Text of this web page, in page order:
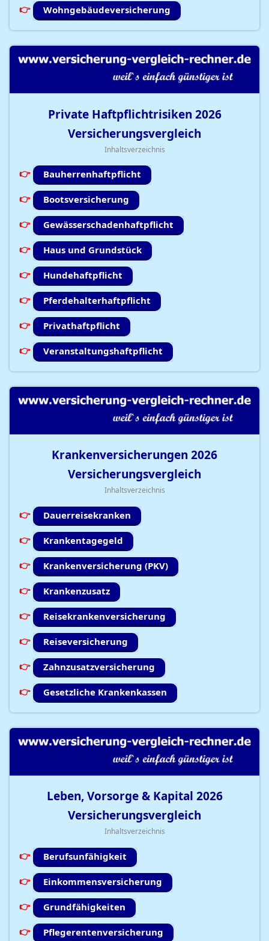
Wohngebäudeversicherung
Private Haftpflichtrisiken 2026
Versicherungsvergleich
Inhaltsverzeichnis
Bauherrenhaftpflicht
Bootsversicherung
Gewässerschadenhaftpflicht
Haus und Grundstück
Hundehaftpflicht
Pferdehalterhaftpflicht
Privathaftpflicht
Veranstaltungshaftpflicht
Krankenversicherungen 2026
Versicherungsvergleich
Inhaltsverzeichnis
Dauerreisekranken
Krankentagegeld
Krankenversicherung (PKV)
Krankenzusatz
Reisekrankenversicherung
Reiseversicherung
Zahnzusatzversicherung
Gesetzliche Krankenkassen
Leben, Vorsorge & Kapital 2026
Versicherungsvergleich
Inhaltsverzeichnis
Berufsunfähigkeit
Einkommensversicherung
Grundfähigkeiten
Pflegerentenversicherung